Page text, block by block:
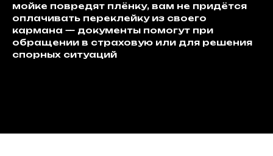
мойке повредят плёнку, вам не придётся
оплачивать переклейку из своего
кармана — документы помогут при
обращении в страховую или для решения
спорных ситуаций